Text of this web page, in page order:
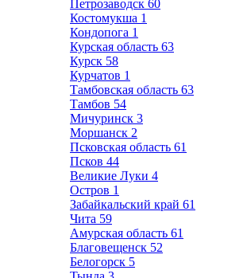
Петрозаводск 60
Костомукша 1
Кондопога 1
Курская область 63
Курск 58
Курчатов 1
Тамбовская область 63
Тамбов 54
Мичуринск 3
Моршанск 2
Псковская область 61
Псков 44
Великие Луки 4
Остров 1
Забайкальский край 61
Чита 59
Амурская область 61
Благовещенск 52
Белогорск 5